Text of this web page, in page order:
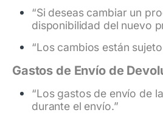
“Si deseas cambiar un
disponibilidad del nuevo
“Los cambios están
Gastos de Envío de
“Los gastos de envío de
durante el envío.”